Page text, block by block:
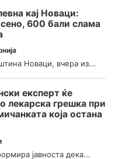
кај Новаци:
600 бали слама
Новаци, вчера из...
експерт ќе
лекарска грешка при
која остана
јавноста дека...